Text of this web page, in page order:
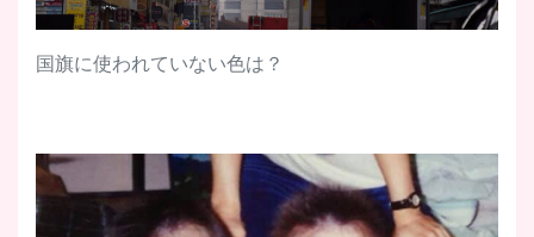
国旗に使われていない色は？